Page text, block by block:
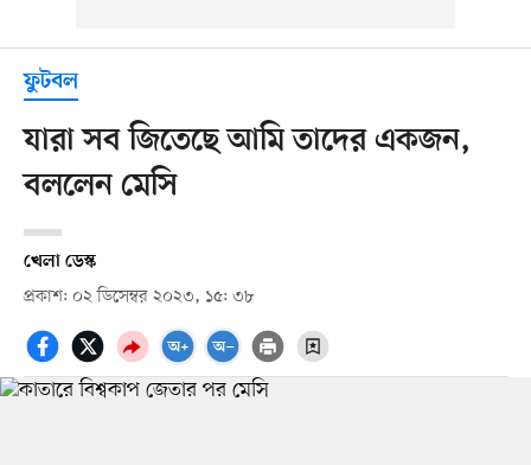
ফুটবল
যারা সব জিতেছে আমি তাদের একজন,
বললেন মেসি
খেলা ডেস্ক
প্রকাশ: ০২ ডিসেম্বর ২০২৩, ১৫: ৩৮